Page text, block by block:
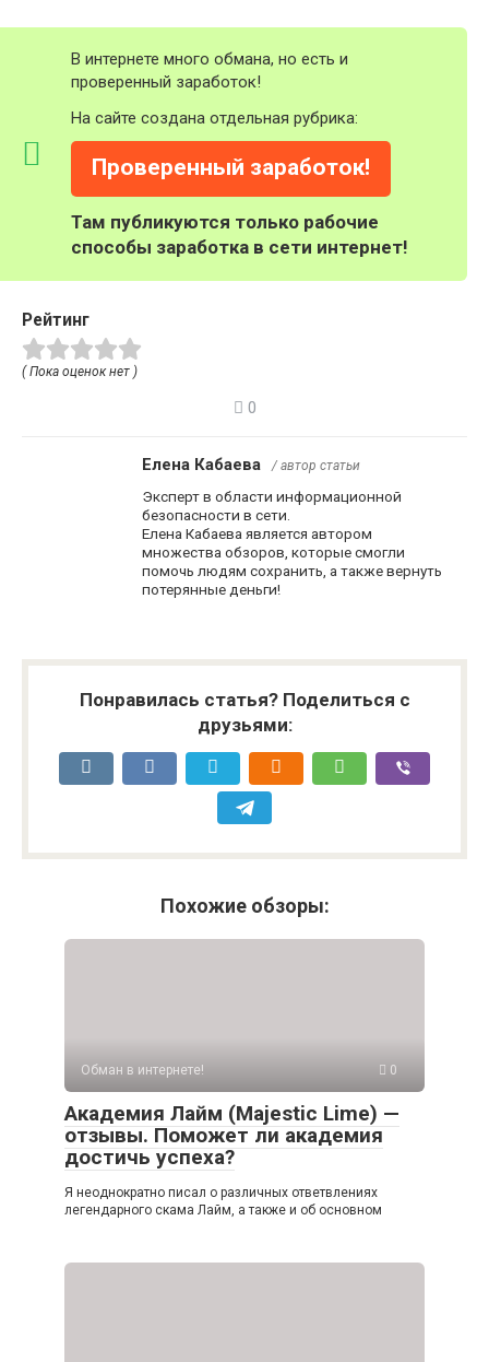
В интернете много обмана, но есть и
проверенный заработок!
На сайте создана отдельная рубрика:
Проверенный заработок!
Там публикуются только рабочие
способы заработка в сети интернет!
Рейтинг
( Пока оценок нет )
0
Елена Кабаева / автор статьи
Эксперт в области информационной
безопасности в сети.
Елена Кабаева является автором
множества обзоров, которые смогли
помочь людям сохранить, а также вернуть
потерянные деньги!
Понравилась статья? Поделиться с
друзьями:
Похожие обзоры:
Обман в интернете! 0
Академия Лайм (Majestic Lime) —
отзывы. Поможет ли академия
достичь успеха?
Я неоднократно писал о различных ответвлениях
легендарного скама Лайм, а также и об основном